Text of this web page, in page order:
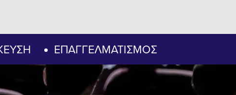
ΕΠΑΓΓΕΛΜΑΤΙΣΜΟΣ